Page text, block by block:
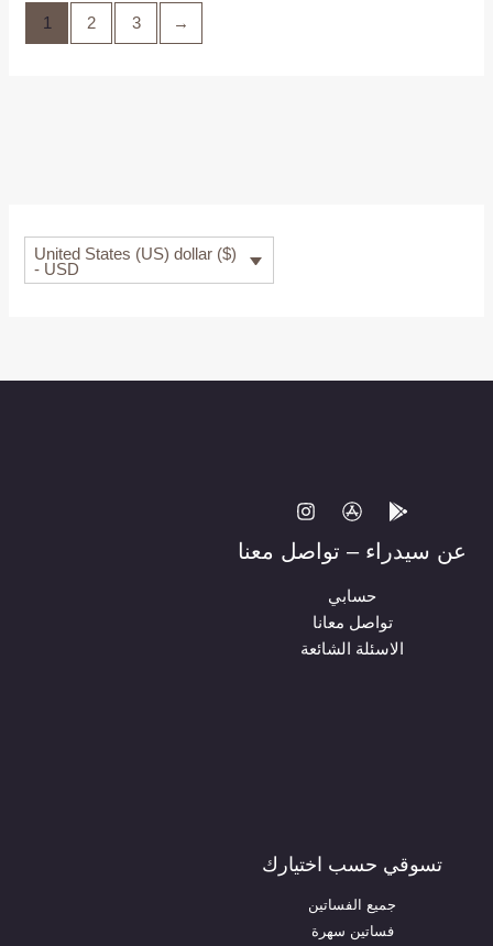
United States (US) dollar ($)
- USD
1 2 3 →
عن سيدراء – تواصل معنا
حسابي
تواصل معانا
الاسئلة الشائعة
تسوقي حسب اختيارك
جميع الفساتين
فساتين سهرة